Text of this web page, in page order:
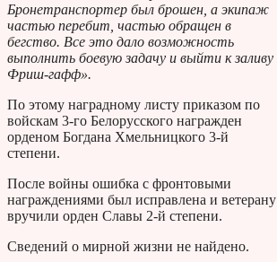
Бронетранспортер был брошен, а экипаж
частью перебит, частью обращен в
бегство. Все это дало возможность
выполнить боевую задачу и выйти к заливу
Фриш-гафф».
По этому наградному листу приказом по
войскам 3-го Белорусского награжден
орденом Богдана Хмельницкого 3-й
степени.
После войны ошибка с фронтовыми
награждениями был исправлена и ветерану
вручили орден Славы 2-й степени.
Сведений о мирной жизни не найдено.